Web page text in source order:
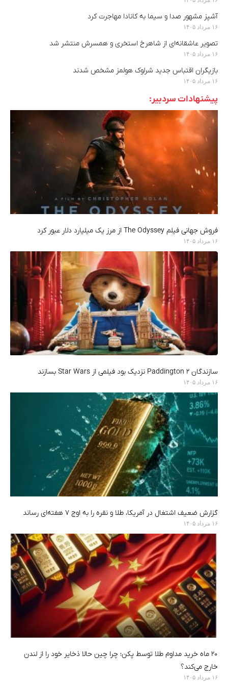
آشپز مشهور صدا و سیما به کانادا مهاجرت کرد
۱۶ مرداد ۱۴۰۵
تصویر عاشقانه‌ای از شاهرخ استخری و همسرش منتشر شد
۱۶ مرداد ۱۴۰۵
بازیگران اقتباس جدید شرلوک هولمز مشخص شدند
۱۶ مرداد ۱۴۰۵
پیشنهادات سردبیر:
فروش جهانی فیلم The Odyssey از مرز یک میلیارد دلار عبور کرد
۱۶ مرداد ۱۴۰۵
سازندگان Paddington 2 نزدیک بود فیلمی از Star Wars بسازند
۱۶ مرداد ۱۴۰۵
گزارش ضعیف اشتغال در آمریکا، طلا و نقره را به اوج ۷ هفته‌ای رساند
۱۶ مرداد ۱۴۰۵
۲۰ ماه خرید مداوم طلا توسط پکن؛ چرا چین حالا ذخایر خود را از لندن
خارج می‌کند؟
۱۶ مرداد ۱۴۰۵